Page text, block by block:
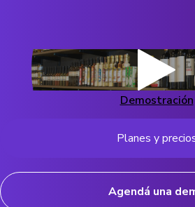
Demostración
Planes y
Agendá una